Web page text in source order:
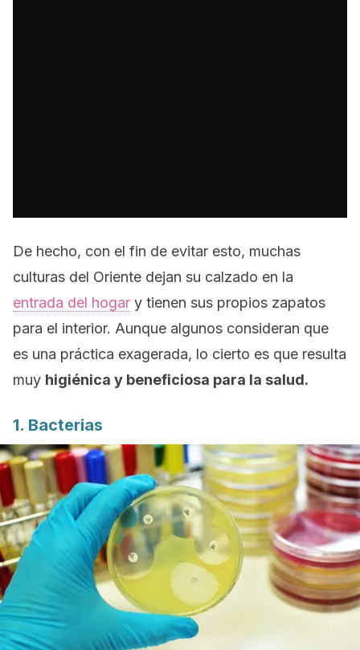
De hecho, con el fin de evitar esto, muchas
culturas del Oriente dejan su calzado en la
entrada del hogar y tienen sus propios zapatos
para el interior. Aunque algunos consideran que
es una práctica exagerada, lo cierto es que resulta
muy higiénica y beneficiosa para la salud.
1. Bacterias